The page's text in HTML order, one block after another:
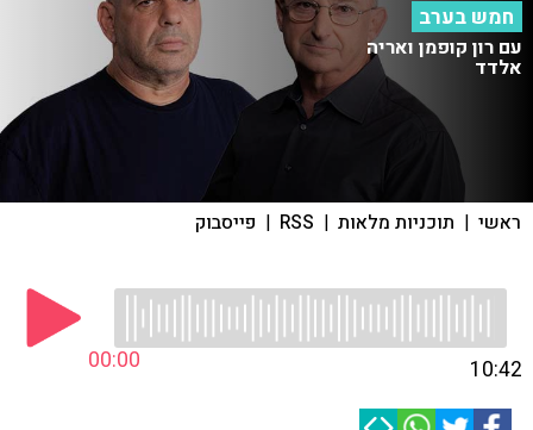
חמש בערב
עם רון קופמן ואריה
אלדד
ראשי | תוכניות מלאות |
RSS
| פייסבוק
00:00 10:42